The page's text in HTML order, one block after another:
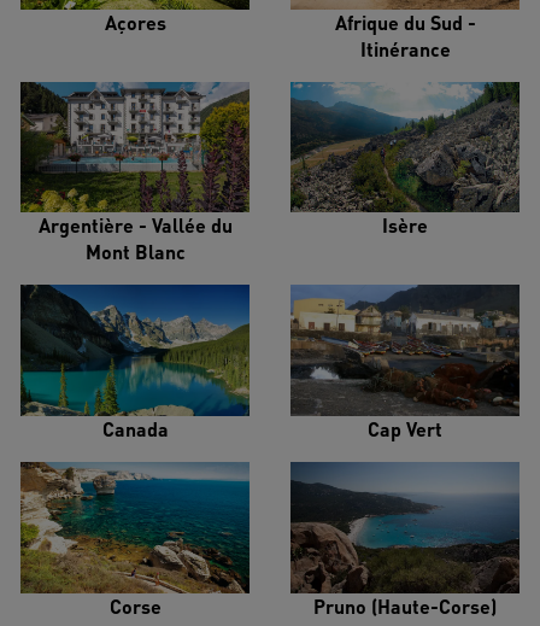
Açores
Afrique du Sud -
Itinérance
Argentière - Vallée du
Mont Blanc
Isère
Canada Cap Vert
Corse Pruno (Haute-Corse)